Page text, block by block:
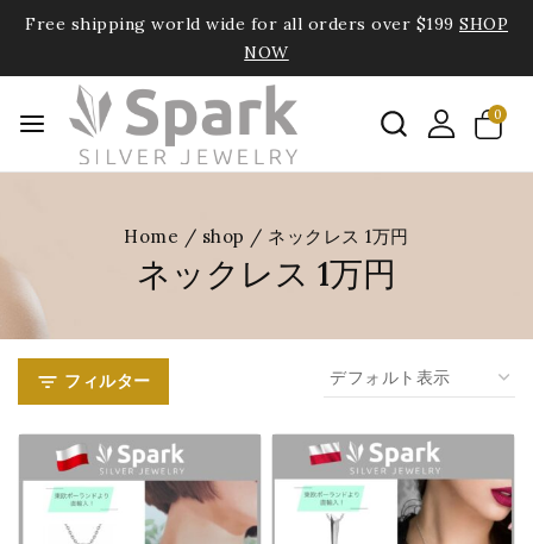
Free shipping world wide for all orders over $199 SHOP
NOW
0
Home / shop / ネックレス 1万円
ネックレス 1万円
フィルター